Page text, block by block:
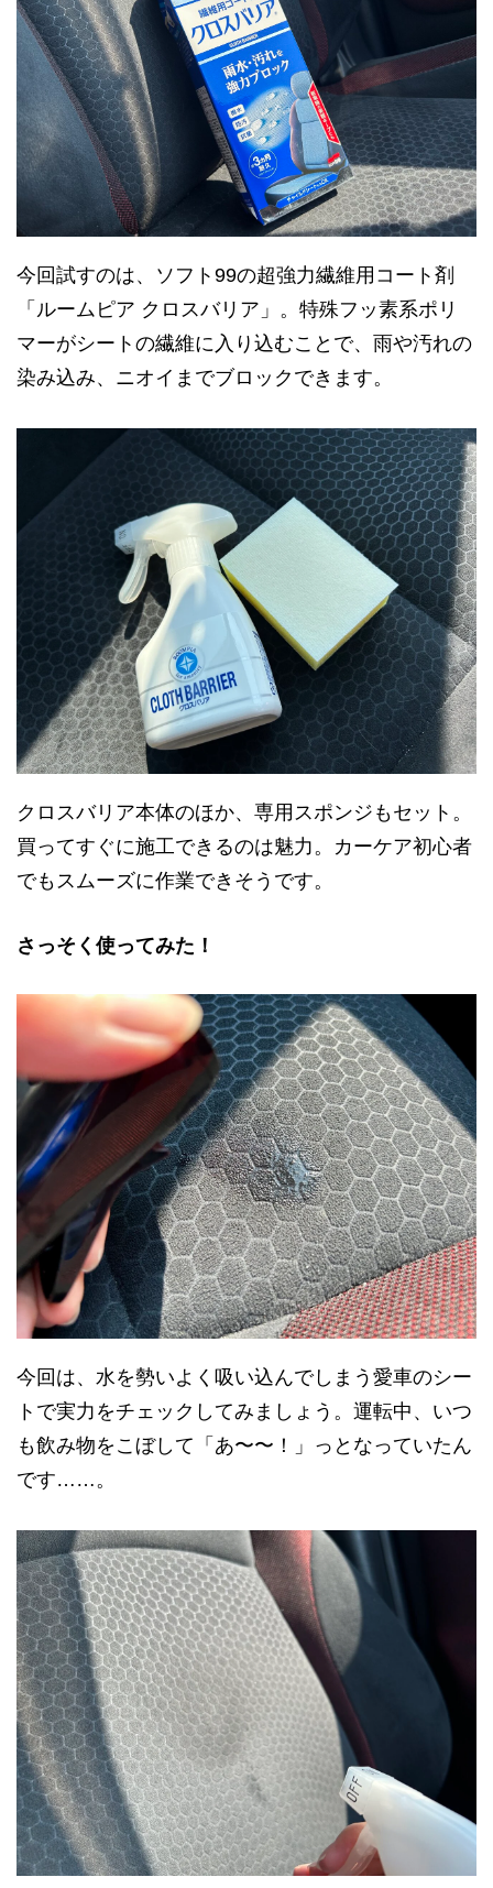
今回試すのは、ソフト99の超強力繊維用コート剤
「ルームピア クロスバリア」。特殊フッ素系ポリ
マーがシートの繊維に入り込むことで、雨や汚れの
染み込み、ニオイまでブロックできます。
クロスバリア本体のほか、専用スポンジもセット。
買ってすぐに施工できるのは魅力。カーケア初心者
でもスムーズに作業できそうです。
さっそく使ってみた！
今回は、水を勢いよく吸い込んでしまう愛車のシー
トで実力をチェックしてみましょう。運転中、いつ
も飲み物をこぼして「あ〜〜！」っとなっていたん
です……。